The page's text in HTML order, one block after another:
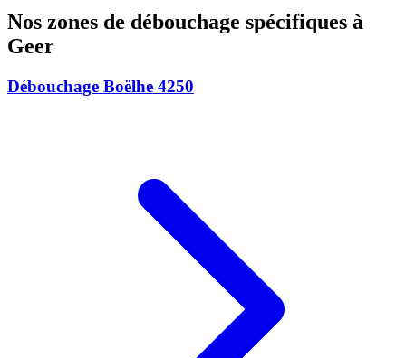
Nos zones de débouchage spécifiques à
Geer
Débouchage Boëlhe 4250